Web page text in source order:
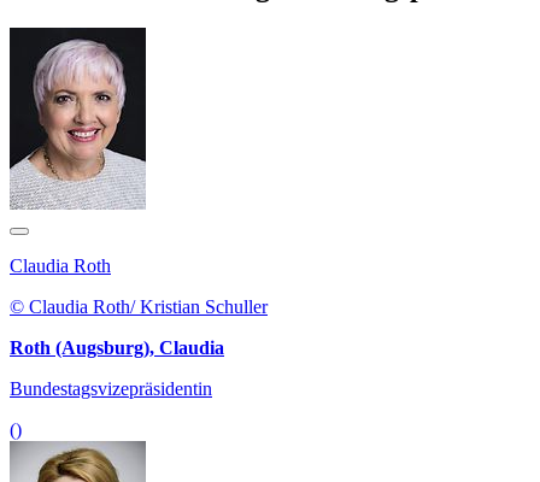
Claudia Roth
© Claudia Roth/ Kristian Schuller
Roth (Augsburg), Claudia
Bundestagsvizepräsidentin
()